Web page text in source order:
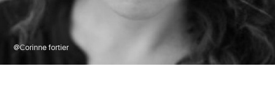
@Corinne fortier